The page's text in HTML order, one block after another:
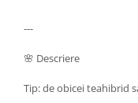
---
🌸 Descriere
Tip: de obicei teahibrid